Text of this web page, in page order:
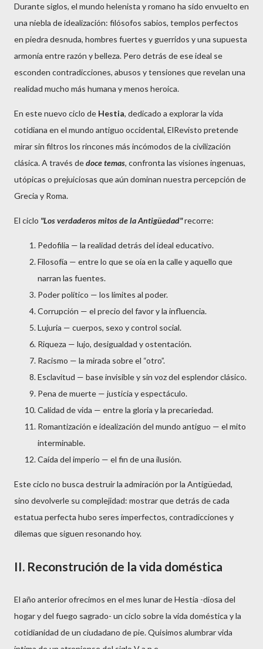
Durante siglos, el mundo helenista y romano ha sido envuelto en
una niebla de idealización: filósofos sabios, templos perfectos
en piedra desnuda, hombres fuertes y guerridos y una supuesta
armonía entre razón y belleza. Pero detrás de ese ideal se
esconden contradicciones, abusos y tensiones que revelan una
realidad mucho más humana y menos heroica.
En este nuevo ciclo de Hestia, dedicado a explorar la vida
cotidiana en el mundo antiguo occidental, ElRevisto pretende
mirar sin filtros los rincones más incómodos de la civilización
clásica. A través dedoce temas, confronta las visiones ingenuas,
utópicas o prejuiciosas que aún dominan nuestra percepción de
Grecia y Roma.
El ciclo "Los verdaderos mitos de la Antigüedad"recorre:
Pedofilia — la realidad detrás del ideal educativo.
Filosofía — entre lo que se oía en la calle y aquello que
narran las fuentes.
Poder político — los límites al poder.
Corrupción — el precio del favor y la influencia.
Lujuria — cuerpos, sexo y control social.
Riqueza — lujo, desigualdad y ostentación.
Racismo — la mirada sobre el “otro”.
Esclavitud — base invisible y sin voz del esplendor clásico.
Pena de muerte — justicia y espectáculo.
Calidad de vida — entre la gloria y la precariedad.
Romantización e idealización del mundo antiguo — el mito
interminable.
Caída del imperio — el fin de una ilusión.
Este ciclo no busca destruir la admiración por la Antigüedad,
sino devolverle su complejidad: mostrar que detrás de cada
estatua perfecta hubo seres imperfectos, contradicciones y
dilemas que siguen resonando hoy.
II. Reconstrución de la vida doméstica
El año anterior ofrecimos en el mes lunar de Hestia -diosa del
hogar y del fuego sagrado- un ciclo sobre la vida doméstica y la
cotidianidad de un ciudadano de pie. Quisimos alumbrar vida